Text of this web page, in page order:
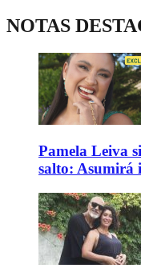
NOTAS
Pamela Leiva
salto: Asumirá